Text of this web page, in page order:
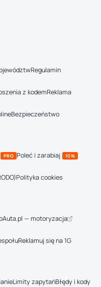
Regulamin
z kodemReklama
Bezpieczeństwo
PRO Poleć i zarabiaj 10%
Polityka cookies
— motoryzacja
Reklamuj się na 1G
Limity zapytańBłędy i kody